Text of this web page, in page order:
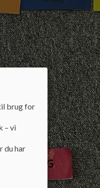
brug for
– vi
du har